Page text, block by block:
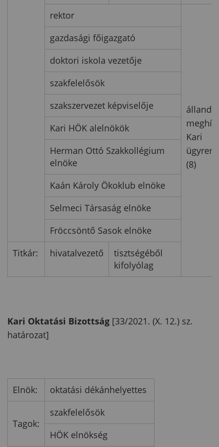
rektor
állandó
Kari
(8)
gazdasági főigazgató
doktori iskola vezetője
szakfelelősök
szakszervezet képviselője
Kari HÖK alelnökök
Herman Ottó Szakkollégium
elnöke
Kaán Károly Ökoklub elnöke
Selmeci Társaság elnöke
Fröccsöntő Sasok elnöke
Titkár:
hivatalvezető
tisztségéből
kifolyólag
Kari Oktatási Bizottság [33/2021. (X. 12.) sz.
határozat]
Elnök: oktatási dékánhelyettes
Tagok:
szakfelelősök
HÖK elnökség